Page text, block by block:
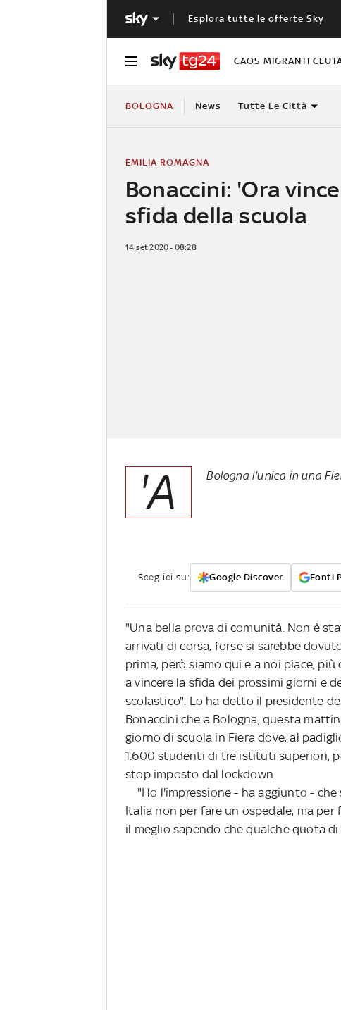
Esplora tutte le offerte Sky
CAOS MIGRANTI
BOLOGNA News Tutte Le Città
Bonaccini: 'Ora
sfida della scuola
EMILIA ROMAGNA
14 set 2020 - 08:28
'A Bologna l'unica in una
Sceglici su: Google Discover Fonti
"Una bella prova di comunità. Non è
arrivati di corsa, forse si sarebbe
prima, però siamo qui e a noi piace,
a vincere la sfida dei prossimi giorni e
scolastico". Lo ha detto il presidente
Bonaccini che a Bologna, questa
giorno di scuola in Fiera dove, al
1.600 studenti di tre istituti superiori,
stop imposto dal lockdown.
"Ho l'impressione - ha aggiunto -
Italia non per fare un ospedale, ma
il meglio sapendo che qualche quota